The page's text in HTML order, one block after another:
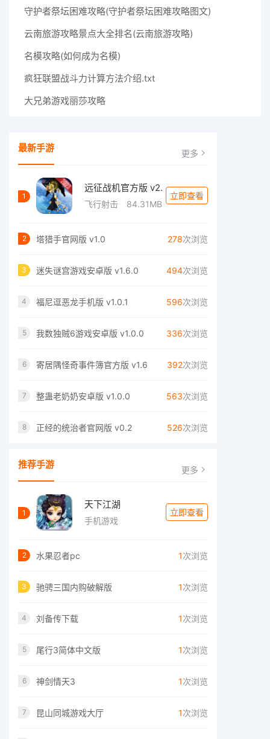
守护者祭坛困难攻略(守护者祭坛困难攻略图文)
云南旅游攻略景点大全排名(云南旅游攻略)
名模攻略(如何成为名模)
疯狂联盟战斗力计算方法介绍.txt
大兄弟游戏丽莎攻略
最新手游 更多
1
远征战机官方版 v2.
飞行射击 84.31MB
立即查看
2 塔猎手官网版 v1.0 278次浏览
3 迷失谜宫游戏安卓版 v1.6.0 494次浏览
4 福尼逗恶龙手机版 v1.0.1 596次浏览
5 我数独贼6游戏安卓版 v1.0.0 336次浏览
6 寄居隅怪奇事件簿官方版 v1.6 392次浏览
7 整蛊老奶奶安卓版 v1.0.0 563次浏览
8 正经的统治者官网版 v0.2 526次浏览
推荐手游 更多
1
天下江湖
手机游戏
立即查看
2 水果忍者pc 1次浏览
3 驰骋三国内购破解版 1次浏览
4 刘备传下载 1次浏览
5 尾行3简体中文版 1次浏览
6 神剑情天3 1次浏览
7 昆山同城游戏大厅 1次浏览